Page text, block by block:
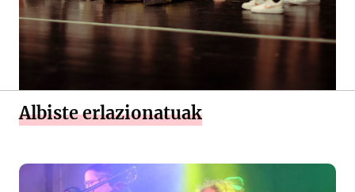
Albiste erlazionatuak